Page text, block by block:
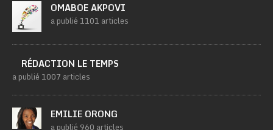
OMABOE AKPOVI
a publié 1101 articles
RÉDACTION LE TEMPS
a publié 1007 articles
EMILIE ORONG
a publié 960 articles